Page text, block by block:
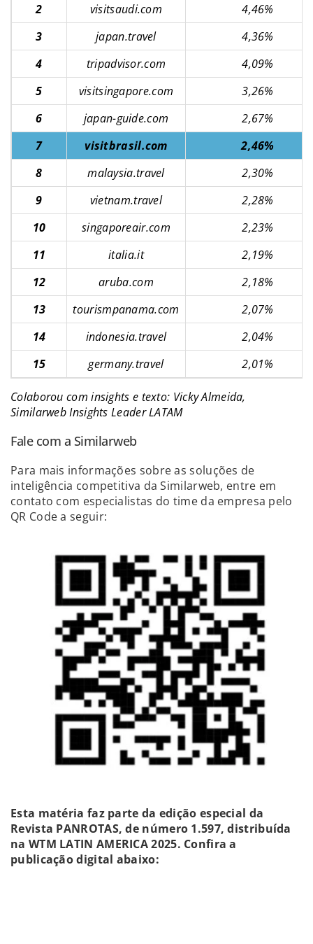
2
visitsaudi.com
4,46%
3
japan.travel
4,36%
4
tripadvisor.com
4,09%
5
visitsingapore.com
3,26%
6
japan-guide.com
2,67%
7
visitbrasil.com
2,46%
8
malaysia.travel
2,30%
9
vietnam.travel
2,28%
10
singaporeair.com
2,23%
11
italia.it
2,19%
12
aruba.com
2,18%
13
tourismpanama.com
2,07%
14
indonesia.travel
2,04%
15
germany.travel 2,01%
Colaborou com insights e texto: Vicky Almeida,
Similarweb Insights Leader LATAM
Fale com a Similarweb
Para mais informações sobre as soluções de
inteligência competitiva da Similarweb, entre em
contato com especialistas do time da empresa pelo
QR Code a seguir:
Esta matéria faz parte da edição especial da
Revista PANROTAS, de número 1.597, distribuída
na WTM LATIN AMERICA 2025. Confira a
publicação digital abaixo: